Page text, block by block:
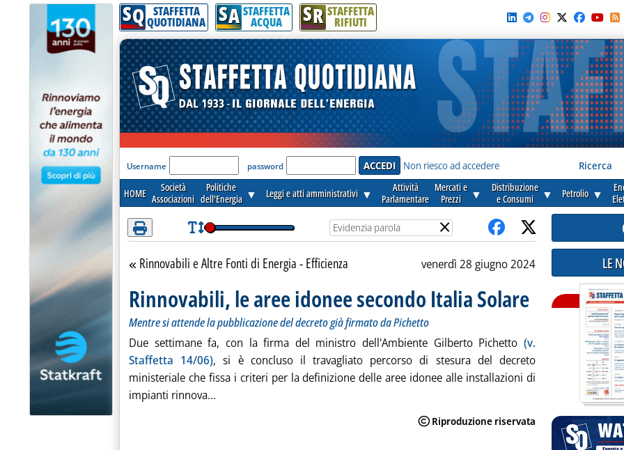
Attenzione! Esegui l'accesso per lèggere interamente la notizia.
SQ STAFFETTA
QUOTIDIANA SA STAFFETTA
ACQUA SR STAFFETTA
RIFIUTI
'Modulo Login per accedere'
Username password Non riesco ad accedere Ricerca
HOME
Società
Associazioni
Politiche
dell'Energia ▼ Leggi e atti amministrativi ▼
Attività
Parlamentare
Mercati e
Prezzi
▼
Distribuzione
e Consumi
▼ Petrolio ▼
×
Torna alla sezione
Rinnovabili e Altre Fonti di Energia - Efficienza venerdì 28 giugno 2024
Rinnovabili, le aree idonee secondo Italia Solare
Mentre si attende la pubblicazione del decreto già firmato da Pichetto
Due settimane fa, con la firma del ministro dell'Ambiente Gilberto Pichetto (v.
Staffetta 14/06), si è concluso il travagliato percorso di stesura del decreto
ministeriale che fissa i criteri per la definizione delle aree idonee alle installazioni di
impianti rinnova...
LE